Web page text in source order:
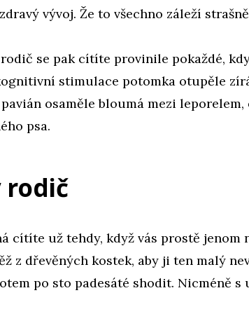
vývoj. Že to všechno záleží
se pak cítíte provinile pokaždé,
stimulace potomka otupěle
osaměle bloumá mezi
psa.
rodič
cítíte už tehdy, když vás prostě jenom
z dřevěných kostek, aby ji ten malý
po sto padesáté shodit. Nicméně s